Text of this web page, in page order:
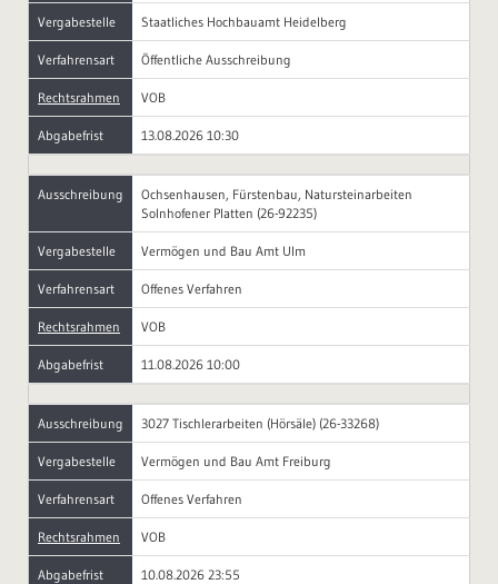
Vergabestelle Staatliches Hochbauamt Heidelberg
Verfahrensart Öffentliche Ausschreibung
Rechtsrahmen VOB
Abgabefrist 13.08.2026 10:30
Ausschreibung
Ochsenhausen, Fürstenbau, Natursteinarbeiten
Solnhofener Platten (26-92235)
Vergabestelle Vermögen und Bau Amt Ulm
Verfahrensart Offenes Verfahren
Rechtsrahmen VOB
Abgabefrist 11.08.2026 10:00
Ausschreibung 3027 Tischlerarbeiten (Hörsäle) (26-33268)
Vergabestelle Vermögen und Bau Amt Freiburg
Verfahrensart Offenes Verfahren
Rechtsrahmen VOB
Abgabefrist 10.08.2026 23:55